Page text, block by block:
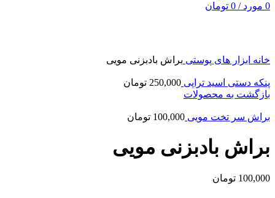
0 مورد /
0 تومان
خانه ابزار های پوستی براش بادبزنی مویی
پنکه دستی اسید تراپی 250,000 تومان
بازگشت به محصولات
براش سر تخت مویی 100,000 تومان
براش بادبزنی مویی
100,000 تومان